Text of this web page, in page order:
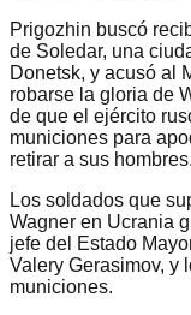
Prigozhin buscó
de Soledar, una
Donetsk, y acusó al
robarse la gloria de
de que el ejército
municiones para
retirar a sus hombres.
Los soldados que
Wagner en Ucrania
jefe del Estado
Valery Gerasimov, y
municiones.